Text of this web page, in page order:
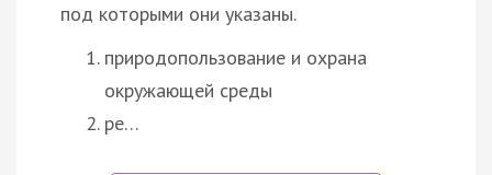
под которыми они указаны.
природопользование и охрана
окружающей среды
ре…